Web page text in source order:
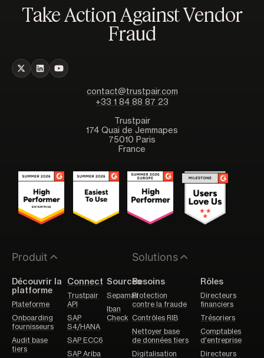
Take Action Against Vendor
Fraud
contact@trustpair.com
+33 1 84 88 87 23
Trustpair
174 Quai de Jemmapes
75010 Paris
France
Produit
Découvrir la
platforme
Plateforme
Onboarding
fournisseurs
Audit base
tiers
Connect
Trustpair
API
SAP
S4/HANA
SAP ECC6
SAP Ariba
Sources
Sepamail
Iban
Check
Solutions
Besoins
Protection
contre la fraude
Contrôles RIB
Nettoyer base
de données tiers
Digitalisation
Rôles
Directeurs
financiers
Trésoriers
Comptables
d'entreprise
Directeurs